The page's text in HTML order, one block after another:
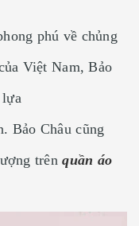
phú về chủng
Việt Nam, Bảo
lựa
Bảo Châu cũng
trênquần áo